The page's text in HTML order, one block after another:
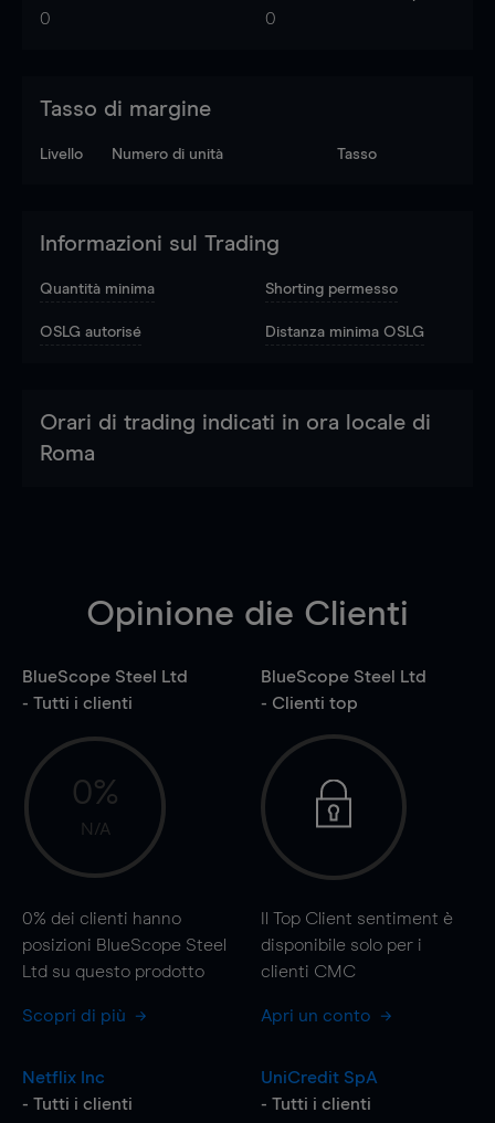
0 0
Tasso di margine
Livello Numero di unità Tasso
Informazioni sul Trading
Quantità minima Shorting permesso
OSLG autorisé Distanza minima OSLG
Orari di trading indicati in ora locale di
Roma
Opinione die Clienti
BlueScope Steel Ltd
- Tutti i clienti
0%
N/A
0% dei clienti hanno
posizioni BlueScope Steel
Ltd su questo prodotto
Scopri di più
BlueScope Steel Ltd
- Clienti top
Il Top Client sentiment è
disponibile solo per i
clienti CMC
Apri un conto
Netflix Inc
- Tutti i clienti
UniCredit SpA
- Tutti i clienti